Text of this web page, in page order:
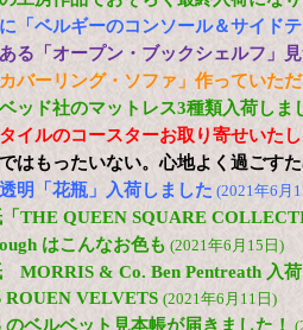
「ベルギーのコンソール＆サイド
る「オープン・ブックシェルフ」
バーリング・ソファ」作っていた
ベッド社のマットレス3種類入荷しま
イルのコースターお取り寄せいた
はもったいない。心地よく過ごす
明「花瓶」入荷しました (2021年6月
「THE QUEEN SQUARE
はこんなお色も (2021年6月15日)
MORRIS & Co. Ben Pentreath 入
ROUEN VELVETS (2021年6月11日)
ベルベット見本帳が届きました！